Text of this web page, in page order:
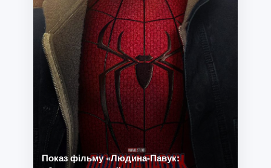
Показ фільму «Людина-Павук: